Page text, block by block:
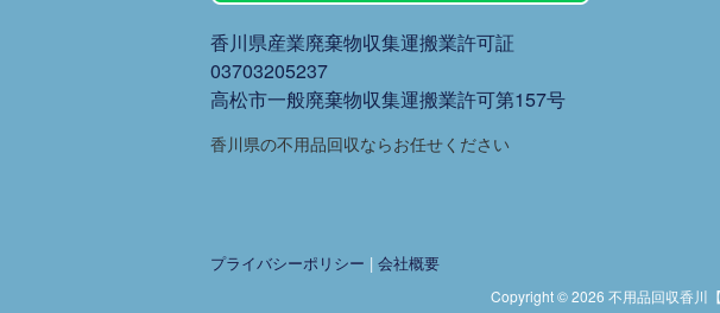
香川県産業廃棄物収集運搬業許可証
03703205237
高松市一般廃棄物収集運搬業許可第157号
香川県の不用品回収ならお任せください
プライバシーポリシー | 会社概要
Copyright © 2026 不用品回収香川